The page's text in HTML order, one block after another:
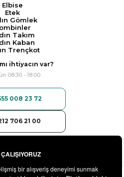
Elbise
Etek
Gömlek
Takım
Kaban
Trençkot
ihtiyacın var?
08:30 - 18:00
008 23 72
706 21 00